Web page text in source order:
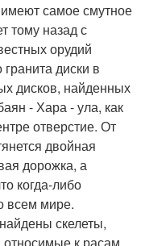
самое смутное
тому назад с
орудий
диски в
дисков, найденных
- Хара - ула, как
отверстие. От
двойная
дорожка, а
когда-либо
всем мире.
скелеты,